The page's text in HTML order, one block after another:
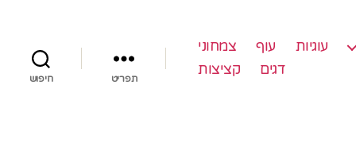
עוגיות עוף
צמחוני
דגים
קציצות
תפריט חיפוש